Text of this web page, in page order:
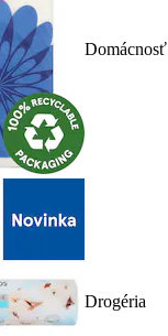
Domácnosť
Drogéria